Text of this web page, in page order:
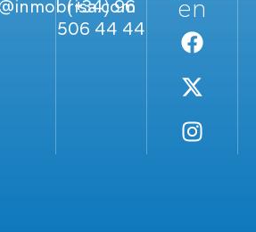
(+34) 96
506 44 44
en